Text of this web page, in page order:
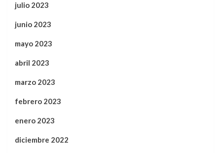
julio 2023
junio 2023
mayo 2023
abril 2023
marzo 2023
febrero 2023
enero 2023
diciembre 2022